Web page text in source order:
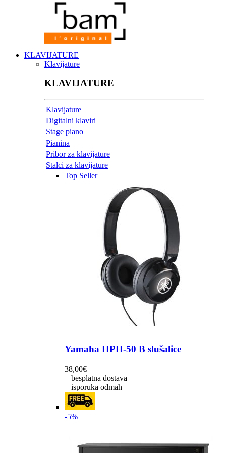
KLAVIJATURE
Klavijature
KLAVIJATURE
Klavijature
Digitalni klaviri
Stage piano
Pianina
Pribor za klavijature
Stalci za klavijature
Top Seller
Yamaha HPH-50 B slušalice
38,00€
+ besplatna dostava
+ isporuka odmah
-5%